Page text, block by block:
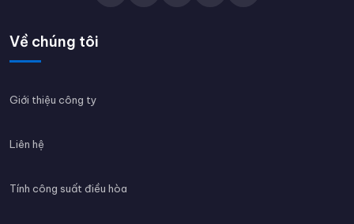
Về chúng tôi
Giới thiệu công ty
Liên hệ
Tính công suất điều hòa